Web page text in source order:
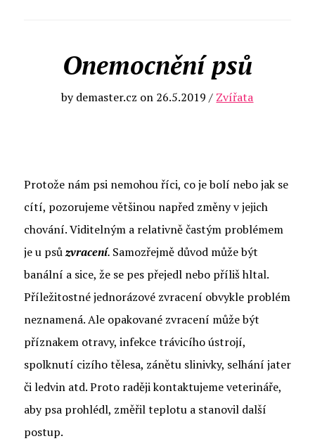
Onemocnění psů
bydemaster.cz on 26.5.2019 / Zvířata
Protože nám psi nemohou říci, co je bolí nebo jak se
cítí, pozorujeme většinou napřed změny v jejich
chování. Viditelným a relativně častým problémem
je u psůzvracení. Samozřejmě důvod může být
banální a sice, že se pes přejedl nebo příliš hltal.
Příležitostné jednorázové zvracení obvykle problém
neznamená. Ale opakované zvracení může být
příznakem otravy, infekce trávicího ústrojí,
spolknutí cizího tělesa, zánětu slinivky, selhání jater
či ledvin atd. Proto raději kontaktujeme veterináře,
aby psa prohlédl, změřil teplotu a stanovil další
postup.